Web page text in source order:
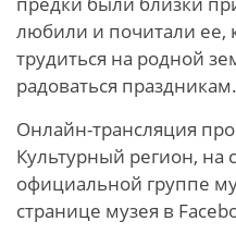
любили и почитали ее,
трудиться на родной
радоваться праздникам.
Онлайн-трансляция
Культурный регион, на
официальной группе
странице музея в